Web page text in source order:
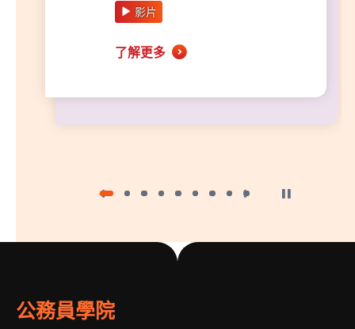
影片
了解更多
按下以暫停幻燈
公務員學院